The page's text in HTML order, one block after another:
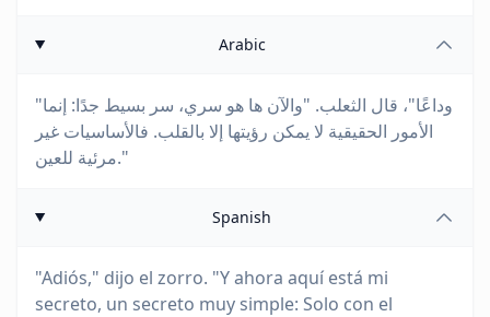
Arabic
"وداعًا"، قال الثعلب. "والآن ها هو سري، سر بسيط جدًا: إنما
الأمور الحقيقية لا يمكن رؤيتها إلا بالقلب. فالأساسيات غير
مرئية للعين."
Spanish
"Adiós," dijo el zorro. "Y ahora aquí está mi
secreto, un secreto muy simple: Solo con el